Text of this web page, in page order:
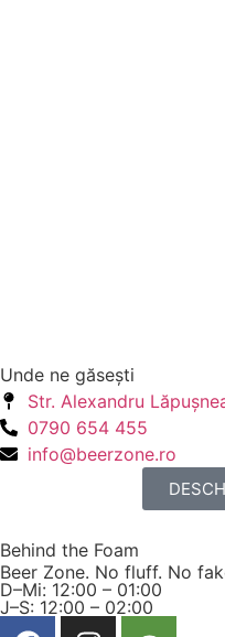
Unde ne găseşti
Str. Alexandru
0790 654 455
info@beerzone.ro
Behind the Foam
Beer Zone. No fluff. No
D–Mi: 12:00 – 01:00
J–S: 12:00 – 02:00